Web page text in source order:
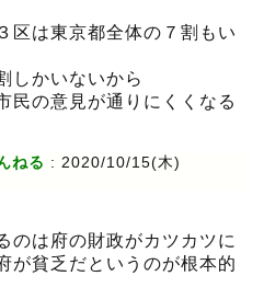
区は東京都全体の７割もい
しかいないから
民の意見が通りにくくなる
ねる : 2020/10/15(木)
のは府の財政がカツカツに
が貧乏だというのが根本的